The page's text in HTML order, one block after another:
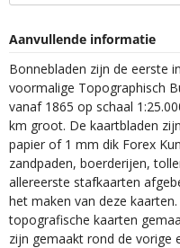
Aanvullende informatie
Bonnebladen zijn de eerste
voormalige Topographisch
vanaf 1865 op schaal
km groot. De kaartbladen
papier of 1 mm dik Forex
zandpaden, boerderijen,
allereerste stafkaarten
het maken van deze
topografische kaarten
zijn gemaakt rond de vorige